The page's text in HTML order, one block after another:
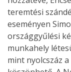
teremtési
eseményen
országgyűlési
munkahely
mint nyolcszáz